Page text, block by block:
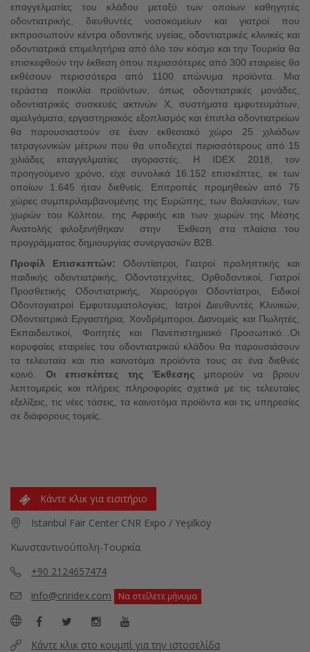
επαγγελματίες του κλάδου μεταξύ των οποίων καθηγητές
οδοντιατρικής, διευθυντές νοσοκομείων και γιατροί που
εκπροσωπούν κέντρα οδοντικής υγείας, οδοντιατρικές κλινικές και
οδοντιατρικά επιμελητήρια από όλο τον κόσμο και την Τουρκία θα
επισκεφθούν την έκθεση όπου περισσότερες από 300 εταιρείες θα
εκθέσουν περισσότερα από 1100 επώνυμα προϊόντα. Μια
τεράστια ποικιλία προϊόντων, όπως οδοντιατρικές μονάδες,
οδοντιατρικές συσκευές ακτινών Χ, συστήματα εμφυτευμάτων,
αμαλγάματα, εργαστηριακός εξοπλισμός και έπιπλα οδοντιατρείων
θα παρουσιαστούν σε έναν εκθεσιακό χώρο 25 χιλιάδων
τετραγωνικών μέτρων που θα υποδεχτεί περισσότερους από 15
χιλιάδες επαγγελματίες αγοραστές. Η IDEX 2018, τον
προηγούμενο χρόνο, είχε συνολικά 16.152 επισκέπτες, εκ των
οποίων 1.645 ήταν διεθνείς. Επιτροπές προμηθειών από 75
χώρες συμπεριλαμβανομένης της Ευρώπης, των Βαλκανίων, των
χωρών του Κόλπου, της Αφρικής και των χωρών της Μέσης
Ανατολής φιλοξενήθηκαν στην Έκθεση στα πλαίσια του
προγράμματος δημιουργίας συνεργασιών B2B.
Προφίλ Επισκεπτών:
Οδοντίατροι, Γιατροί προληπτικής και
παιδικής οδοντιατρικής, Οδοντοτεχνίτες, Ορθοδοντικοί, Γιατροί
Προσθετικής Οδοντιατρικής, Χειρούργοι Οδοντίατροι, Ειδικοί
Οδοντογιατροί Εμφυτευματολογίας, Ιατροί Διευθυντές Κλινικών,
Οδοντιατρικά Εργαστήρια, Χονδρέμποροι, Διανομείς και Πωλητές,
Εκπαιδευτικοί, Φοιτητές και Πανεπιστημιακό Προσωπικό...Οι
κορυφαίες εταιρείες του οδοντιατρικού κλάδου θα παρουσιάσουν
τα τελευταία και πιο καινοτόμα προϊόντα τους σε ένα διεθνές
κοινό. Οι επισκέπτες της Έκθεσης μπορούν να βρουν
λεπτομερείς και πλήρεις πληροφορίες σχετικά με τις τελευταίες
εξελίξεις, τις νέες τάσεις, τα καινοτόμα προϊόντα και τις υπηρεσίες
σε διάφορους τομείς.
Κάντε κλικ για εισιτήριο
Istanbul Fair Center CNR Expo / Yeşilköy
Κωνσταντινούπολη-Τουρκία
+90 2124657474
info@cnridex.com
Να στείλετε μήνυμα
Κάντε κλικ στο κουμπί για την ιστοσελίδα